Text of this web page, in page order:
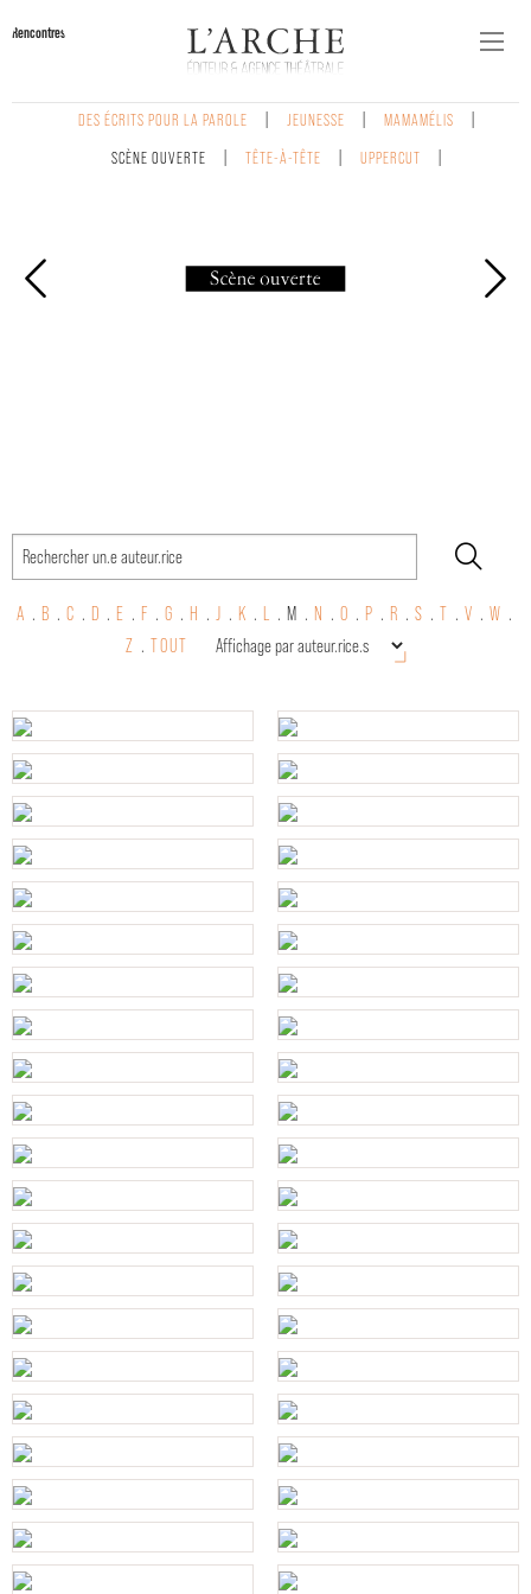
Rencontres
DES ÉCRITS POUR LA PAROLE JEUNESSE
MAMAMÉLIS
SCÈNE OUVERTE
TÊTE-À-TÊTE UPPERCUT
A . B . C . D . E . F . G . H . J . K . . M . N . O . P . R . S . T . V . W .
Z . TOUT